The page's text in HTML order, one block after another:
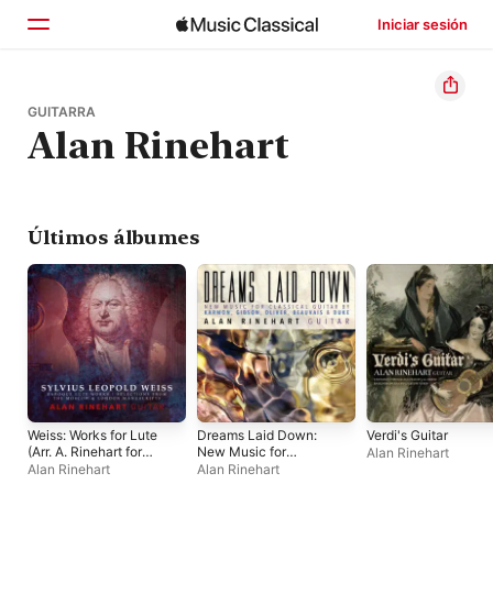
Iniciar sesión
Inicio
Explorar
GUITARRA
Alan Rinehart
Últimos álbumes
Weiss: Works for Lute
(Arr. A. Rinehart for
Guitar)
Alan Rinehart
Dreams Laid Down:
New Music for
Classical Guitar
Alan Rinehart
Verdi's Guitar
Alan Rinehart